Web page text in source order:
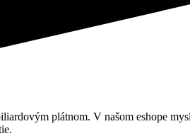
plátnom. V našom eshope